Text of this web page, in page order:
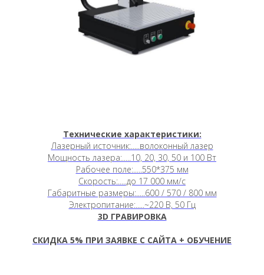
Технические характеристики:
Лазерный источник:.....волоконный лазер
Мощность лазера:.....10, 20, 30, 50 и 100 Вт
Рабочее поле:.....550*375 мм
Скорость:.....до 17 000 мм/c
Габаритные размеры:.....600 / 570 / 800 мм
Электропитание:.....~220 В, 50 Гц
3D ГРАВИРОВКА
СКИДКА 5% ПРИ ЗАЯВКЕ С САЙТА + ОБУЧЕНИЕ